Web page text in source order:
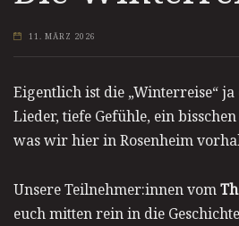
11. MÄRZ 2026
Eigentlich ist die „Winterreise“
Lieder, tiefe Gefühle, ein
was wir hier in Rosenheim
Unsere Teilnehmer:innen vom
euch mitten rein in die